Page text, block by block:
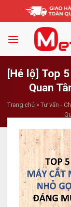
[Hé lộ] Top
Quan
Trang chủ» Tư vấn -